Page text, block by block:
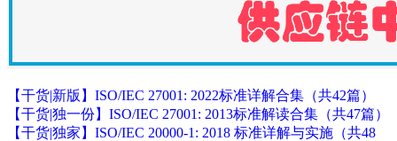
【干货|新版】ISO/IEC 27001: 2022标准详解合集（共42篇）
【干货|独一份】ISO/IEC 27001: 2013标准解读合集（共47篇）
【干货|独家】ISO/IEC 20000-1: 2018 标准详解与实施（共48